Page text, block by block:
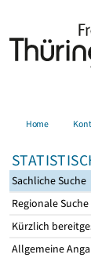
Home
Sachliche Suche
Regionale Suche
Kürzlich
Allgemeine